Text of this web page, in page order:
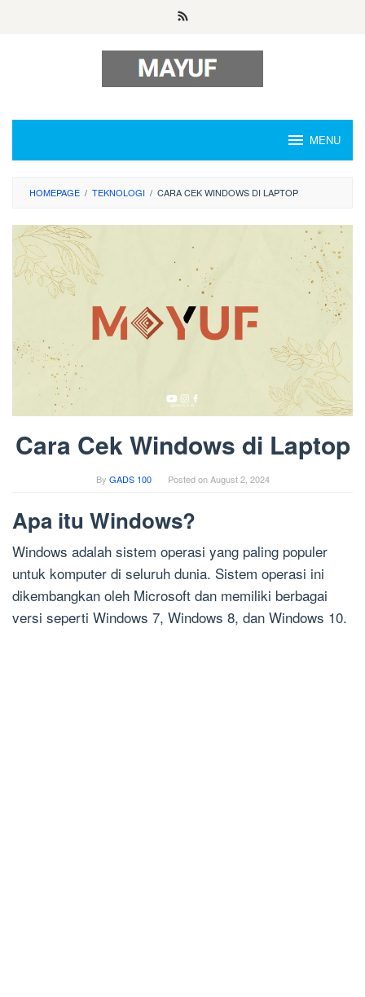
MENU
HOMEPAGE / TEKNOLOGI / CARA CEK WINDOWS DI LAPTOP
Cara Cek Windows di Laptop
By GADS 100 Posted onAugust 2, 2024
Apa itu Windows?
Windows adalah sistem operasi yang paling populer
untuk komputer di seluruh dunia. Sistem operasi ini
dikembangkan oleh Microsoft dan memiliki berbagai
versi seperti Windows 7, Windows 8, dan Windows 10.